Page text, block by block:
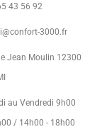
43 56 92
3000.fr
Jean Moulin 12300
au Vendredi 9h00
/ 14h00 - 18h00